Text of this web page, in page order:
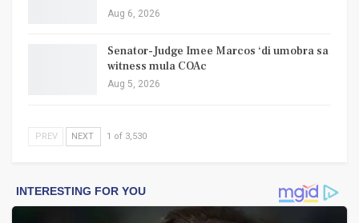
Aug 6, 2026
Senator-Judge Imee Marcos ‘di umobra sa
witness mula COAc
Aug 5, 2026
PREV NEXT 1 of 3,530